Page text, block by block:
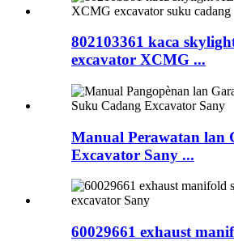
802103361 kaca
excavator XCMG ...
Manual Perawatan lan
Excavator Sany ...
60029661 exhaust